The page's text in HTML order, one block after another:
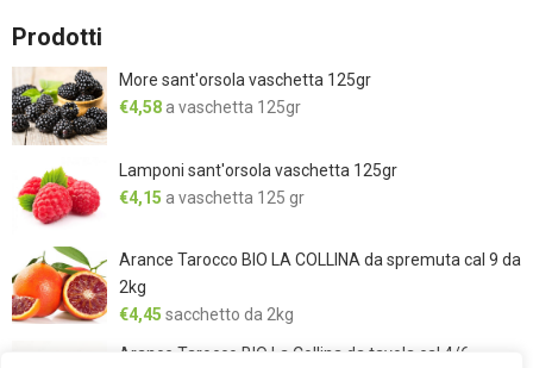
Prodotti
More sant'orsola vaschetta 125gr
€4,58 a vaschetta 125gr
Lamponi sant'orsola vaschetta 125gr
€4,15 a vaschetta 125 gr
Arance Tarocco BIO LA COLLINA da spremuta cal 9 da
2kg
€4,45 sacchetto da 2kg
Arance Tarocco BIO La Collina da tavola cal 4/6